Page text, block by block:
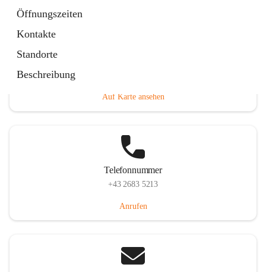
Öffnungszeiten
Kontakte
Standorte
Beschreibung
Auf Karte ansehen
Telefonnummer
+43 2683 5213
Anrufen